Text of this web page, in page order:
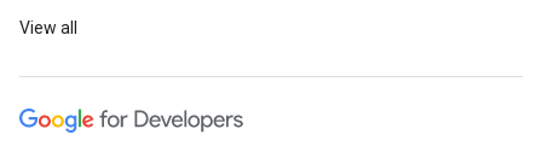
View all